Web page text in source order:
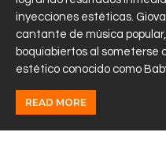
inyecciones estéticas.
cantante de música
boquiabiertos al
estético conocido como
READ MORE